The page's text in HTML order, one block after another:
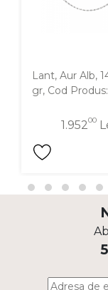
Lant, Aur Alb,
gr, Cod
1.95200